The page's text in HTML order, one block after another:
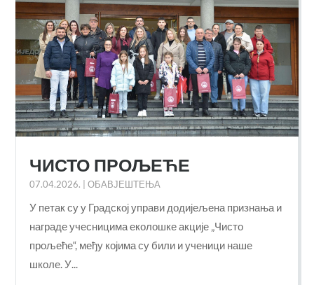
ЧИСТО ПРОЉЕЋЕ
07.04.2026. |ОБАВЈЕШТЕЊА
У петак су у Градској управи додијељена признања и
награде учесницима еколошке акције „Чисто
прољеће“, међу којима су били и ученици наше
школе. У...